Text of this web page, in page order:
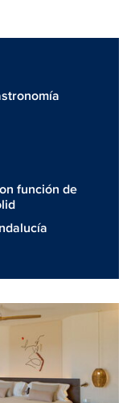
función de